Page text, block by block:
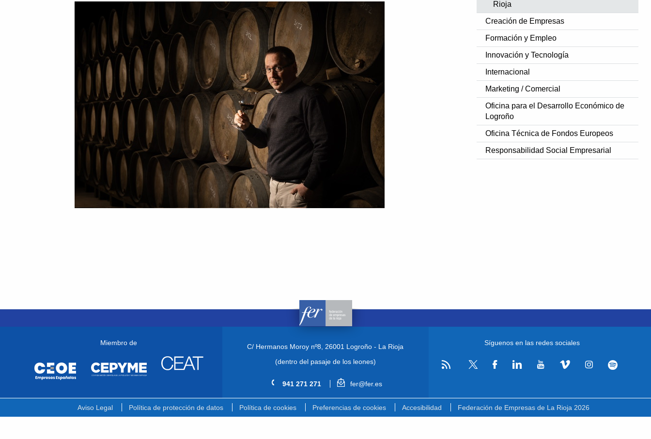
Rioja
Creación de Empresas
Formación y Empleo
Innovación y Tecnología
Internacional
Marketing / Comercial
Oficina para el Desarrollo Económico de
Logroño
Oficina Técnica de Fondos Europeos
Responsabilidad Social Empresarial
Miembro de C/ Hermanos Moroy nº8, 26001 Logroño - La Rioja
(dentro del pasaje de los leones)
941 271 271 fer@fer.es
Síguenos en las redes sociales
Aviso Legal Política de protección de datos Política de cookies Preferencias de cookies Accesibilidad Federación de Empresas de La Rioja 2026